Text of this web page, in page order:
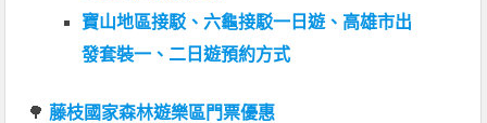
寶山地區接駁、六龜接駁一日遊、高雄市出
發套裝一、二日遊預約方式
🌳 藤枝國家森林遊樂區門票優惠